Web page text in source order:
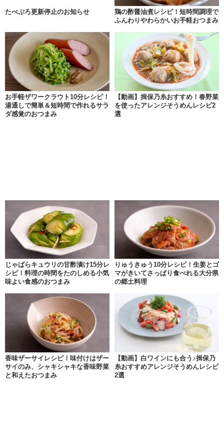
たべぷろ更新停止のお知らせ
鶏の酢醤油煮レシピ！短時間調理で
ふんわりやわらかいお手軽おつまみ
お手軽ザワークラウト10分レシピ！
湯通しで簡単＆短時間で作れるサラ
ダ感覚のおつまみ
【動画】揖保乃糸おすすめ！春野菜
を使ったアレンジそうめんレシピ2
選
じゃばらキュウリの甘酢漬け15分レ
シピ！料理の時間をたのしめる小気
味よい食感のおつまみ
りゅうきゅう10分レシピ！生姜とゴ
マがきいてさっぱり食べれる大分県
の郷土料理
香味ザーサイレシピ！味付けはザー
サイのみ、シャキシャキな香味野菜
と和えたおつまみ
【動画】白ワインにも合う♪揖保乃
糸おすすめアレンジそうめんレシピ
2選